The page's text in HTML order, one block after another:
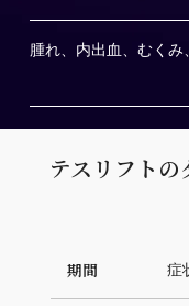
腫れ、内出血、むく
テスリフト
期間 症